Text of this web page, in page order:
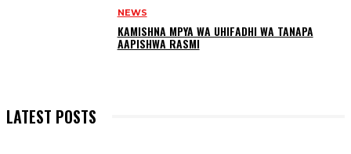
NEWS
KAMISHNA MPYA WA UHIFADHI WA TANAPA
AAPISHWA RASMI
LATEST POSTS